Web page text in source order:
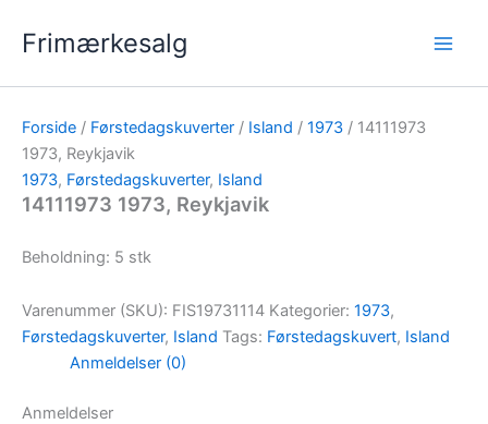
Frimærkesalg
Forside / Førstedagskuverter / Island / 1973 / 14111973
1973, Reykjavik
1973, Førstedagskuverter, Island
14111973 1973, Reykjavik
Beholdning: 5 stk
Varenummer (SKU): FIS19731114 Kategorier: 1973,
Førstedagskuverter, Island Tags: Førstedagskuvert, Island
Anmeldelser (0)
Anmeldelser